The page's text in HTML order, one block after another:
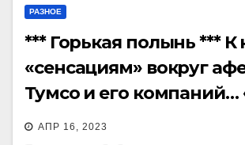
РАЗНОЕ
*** Горькая полынь ***
«сенсациям» вокруг
Тумсо и его компаний…
деньги Зин?»
АПР 16, 2023